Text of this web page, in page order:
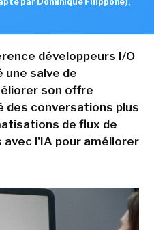
développeurs I/O
une salve de
son offre
des conversations plus
de flux de
l'IA pour améliorer